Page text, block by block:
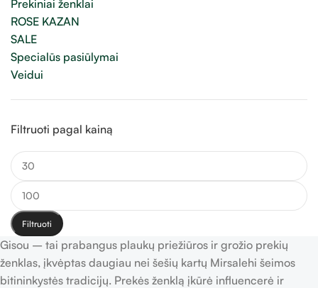
Prekiniai ženklai
ROSE KAZAN
SALE
Specialūs pasiūlymai
Veidui
Filtruoti pagal kainą
Filtruoti
Gisou – tai prabangus plaukų priežiūros ir grožio prekių
ženklas, įkvėptas daugiau nei šešių kartų Mirsalehi šeimos
bitininkystės tradicijų. Prekės ženklą įkūrė influencerė ir